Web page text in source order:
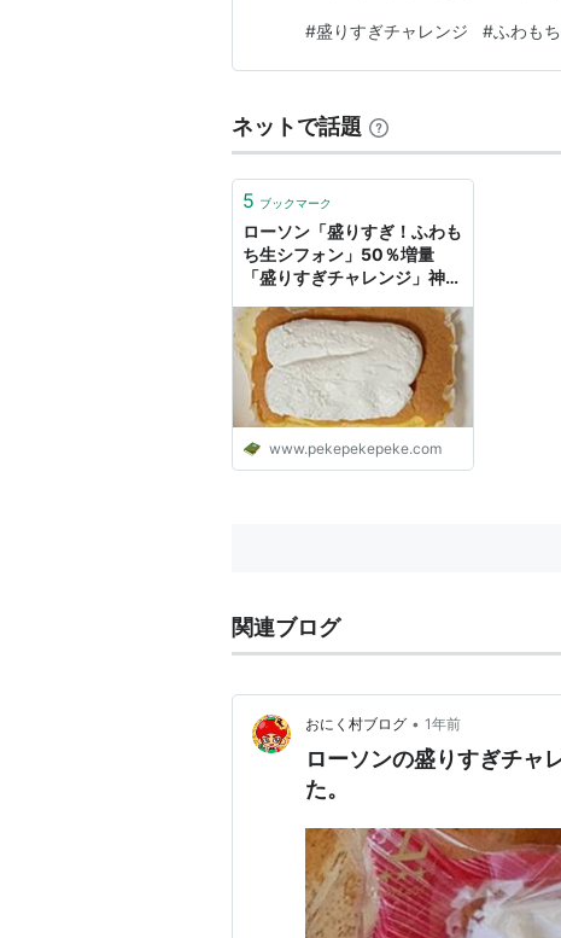
です どうもありがとうございま
中食べ物 ランキング参…
#盛りすぎチャレンジ #ふわも
ネットで話題
5 ブックマーク
ローソン「盛りすぎ！ふわも
ち生シフォン」50％増量
「盛りすぎチャレンジ」神サ
www.pekepekepeke.com
関連ブログ
おにく村ブログ • 1年前
ローソンの盛りすぎチャ
た。